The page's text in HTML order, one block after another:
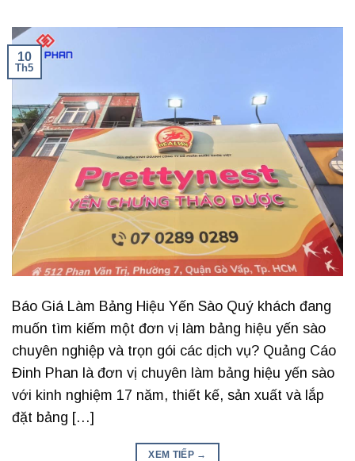
10
Th5
Báo Giá Làm Bảng Hiệu Yến Sào Quý khách đang
muốn tìm kiếm một đơn vị làm bảng hiệu yến sào
chuyên nghiệp và trọn gói các dịch vụ? Quảng Cáo
Đinh Phan là đơn vị chuyên làm bảng hiệu yến sào
với kinh nghiệm 17 năm, thiết kế, sản xuất và lắp
đặt bảng […]
XEM TIẾP →